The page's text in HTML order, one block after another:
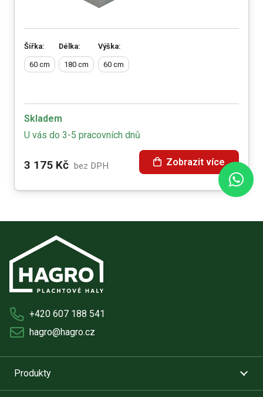
Šířka:
60 cm
Délka:
180 cm
Výška:
60 cm
Skladem
U vás do 3-5 pracovních dnů
3 175 Kč bez DPH Zobrazit více
+420 607 188 541
hagro@hagro.cz
Produkty